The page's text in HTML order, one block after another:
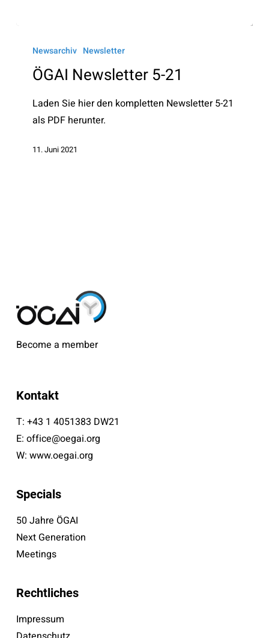
Newsletter
Newsarchiv Newsletter
ÖGAI Newsletter 5-21
Laden Sie hier den kompletten Newsletter 5-21
als PDF herunter.
11. Juni 2021
Become a member
Kontakt
T: +43 1 4051383 DW21
E: office@oegai.org
W: www.oegai.org
Specials
50 Jahre ÖGAI
Next Generation
Meetings
Rechtliches
Impressum